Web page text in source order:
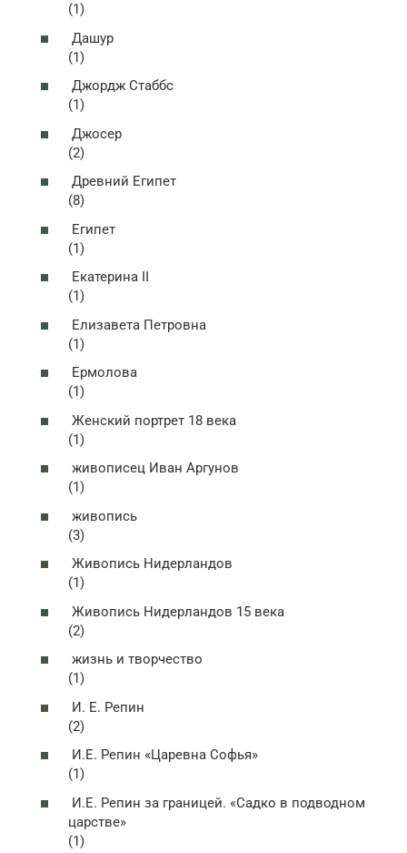
(1)
Дашур
(1)
Джордж Стаббс
(1)
Джосер
(2)
Древний Египет
(8)
Египет
(1)
Екатерина II
(1)
Елизавета Петровна
(1)
Ермолова
(1)
Женский портрет 18 века
(1)
живописец Иван Аргунов
(1)
живопись
(3)
Живопись Нидерландов
(1)
Живопись Нидерландов 15 века
(2)
жизнь и творчество
(1)
И. Е. Репин
(2)
И.Е. Репин «Царевна Софья»
(1)
И.Е. Репин за границей. «Садко в подводном
царстве»
(1)